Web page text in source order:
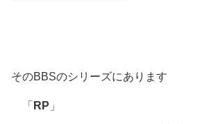
そのBBSのシリーズにあります
「 RP 」